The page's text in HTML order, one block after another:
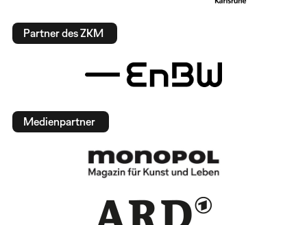
Partner des ZKM
Medienpartner